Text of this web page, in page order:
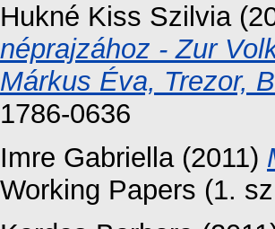
Hukné Kiss Szilvia
néprajzához - Zur
Márkus Éva, Trezor,
1786-0636
Imre Gabriella(2011)
Working Papers (1.